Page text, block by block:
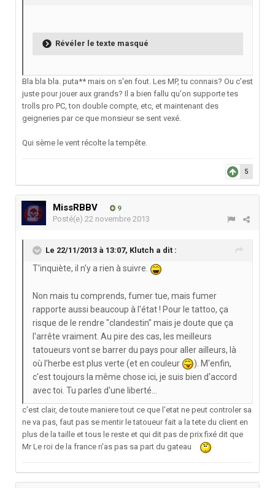
Révéler le texte masqué
Bla bla bla. puta** mais on s'en fout. Les MP, tu connais? Ou c'est
juste pour jouer aux grands? Il a bien fallu qu'on supporte tes
trolls pro PC, ton double compte, etc, et maintenant des
geigneries par ce que monsieur se sent vexé.
Qui sème le vent récolte la tempête.
5
MissRBBV 9
Posté(e) 22 novembre 2013
Le 22/11/2013 à 13:07, Klutch a dit :
T'inquiète, il n'y a rien à suivre.
Non mais tu comprends, fumer tue, mais fumer
rapporte aussi beaucoup à l'état ! Pour le tattoo, ça
risque de le rendre "clandestin" mais je doute que ça
l'arrête vraiment. Au pire des cas, les meilleurs
tatoueurs vont se barrer du pays pour aller ailleurs, là
où l'herbe est plus verte (et en couleur
). M'enfin,
c'est toujours la même chose ici, je suis bien d'accord
avec toi. Tu parles d'une liberté...
c'est clair, de toute maniere tout ce que l'etat ne peut controler sa
ne va pas, faut pas se mentir le tatoueur fait a la tete du client en
plus de la taille et tous le reste et qui dit pas de prix fixé dit que
Mr Le roi de la france n'as pas sa part du gateau